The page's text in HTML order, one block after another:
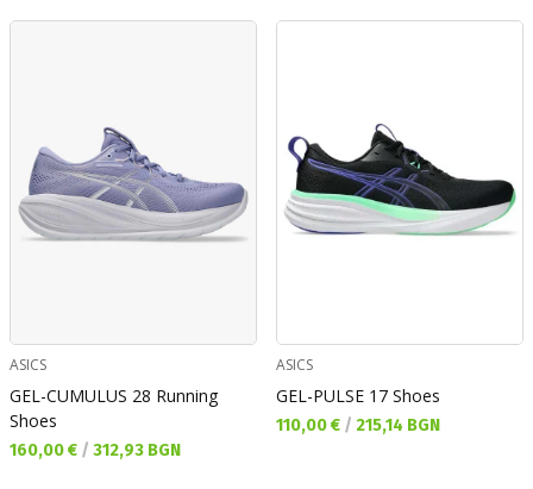
ASICS
GEL-CUMULUS 28 Running
Shoes
Текуща цена:
160,00 € / 312,93 BGN
ASICS
GEL-PULSE 17 Shoes
Текуща цена:
110,00 € / 215,14 BGN